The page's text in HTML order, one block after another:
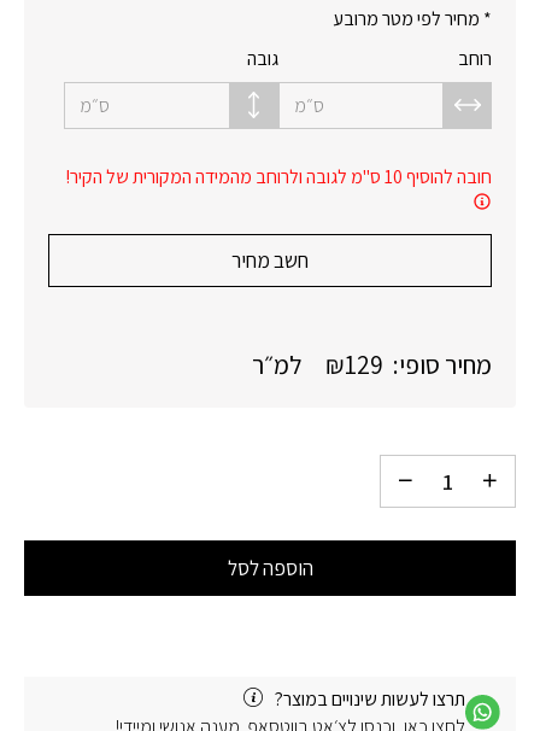
* מחיר לפי מטר מרובע
רוחב
ס״מ
גובה
ס״מ
חובה להוסיף 10 ס"מ לגובה ולרוחב מהמידה המקורית של הקיר!
חשב מחיר
מחיר סופי: ₪129 למ״ר
הוספה לסל
תרצו לעשות שינויים במוצר?